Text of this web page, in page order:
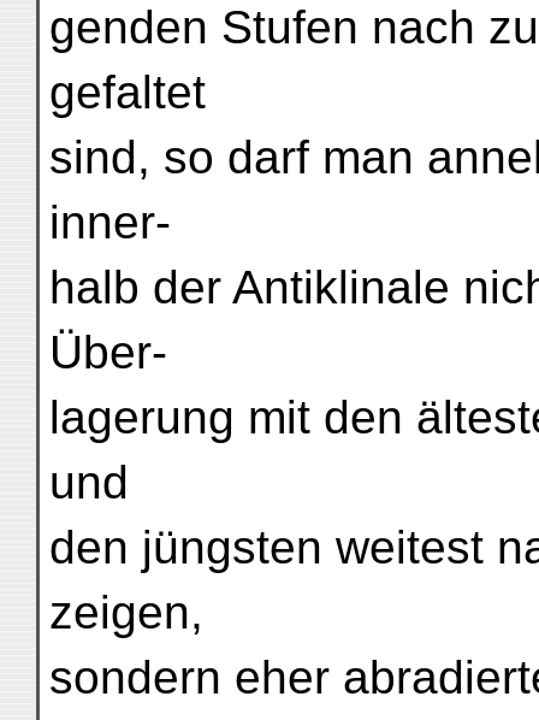
genden Stufen nach
gefaltet
sind, so darf man
inner-
halb der Antiklinale
Über-
lagerung mit den
und
den jüngsten weitest
zeigen,
sondern eher